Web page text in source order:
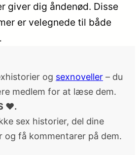
giver dig åndenød. Disse
er velegnede til både
og sexnoveller – du
medlem for at læse dem.
♥.
sex historier, del dine
og få kommentarer på dem.